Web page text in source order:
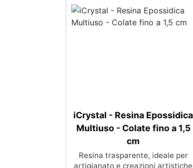
iCrystal - Resina Epossidica
Multiuso - Colate fino a 1,5
cm
Resina trasparente, ideale per
artigianato e creazioni artistiche